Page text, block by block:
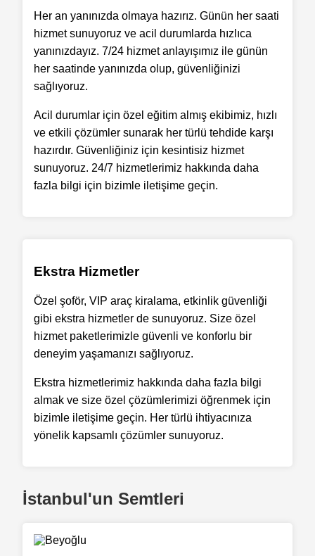
Her an yanınızda olmaya hazırız. Günün her saati
hizmet sunuyoruz ve acil durumlarda hızlıca
yanınızdayız. 7/24 hizmet anlayışımız ile günün
her saatinde yanınızda olup, güvenliğinizi
sağlıyoruz.
Acil durumlar için özel eğitim almış ekibimiz, hızlı
ve etkili çözümler sunarak her türlü tehdide karşı
hazırdır. Güvenliğiniz için kesintisiz hizmet
sunuyoruz. 24/7 hizmetlerimiz hakkında daha
fazla bilgi için bizimle iletişime geçin.
Ekstra Hizmetler
Özel şoför, VIP araç kiralama, etkinlik güvenliği
gibi ekstra hizmetler de sunuyoruz. Size özel
hizmet paketlerimizle güvenli ve konforlu bir
deneyim yaşamanızı sağlıyoruz.
Ekstra hizmetlerimiz hakkında daha fazla bilgi
almak ve size özel çözümlerimizi öğrenmek için
bizimle iletişime geçin. Her türlü ihtiyacınıza
yönelik kapsamlı çözümler sunuyoruz.
İstanbul'un Semtleri